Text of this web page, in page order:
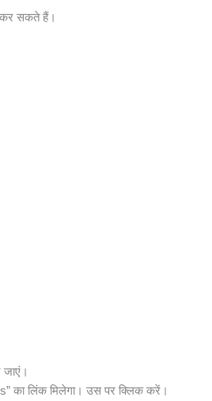
सकते हैं।
का लिंक मिलेगा। उस पर क्लिक करें।